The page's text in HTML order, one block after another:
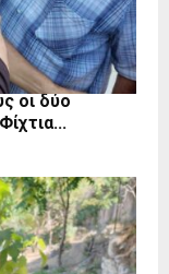
οι δύο